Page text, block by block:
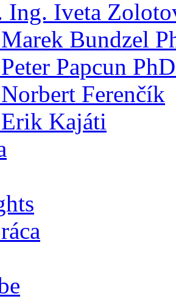
Ing. Iveta
Bundzel
Papcun
Ferenčík
Kajáti